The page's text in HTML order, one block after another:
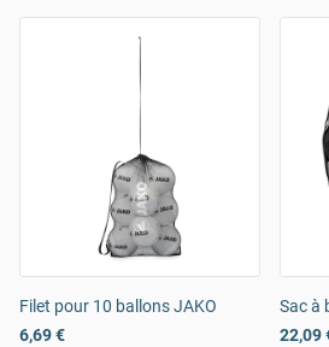
Filet pour 10 ballons JAKO
6,69 €
Sac à
22,09